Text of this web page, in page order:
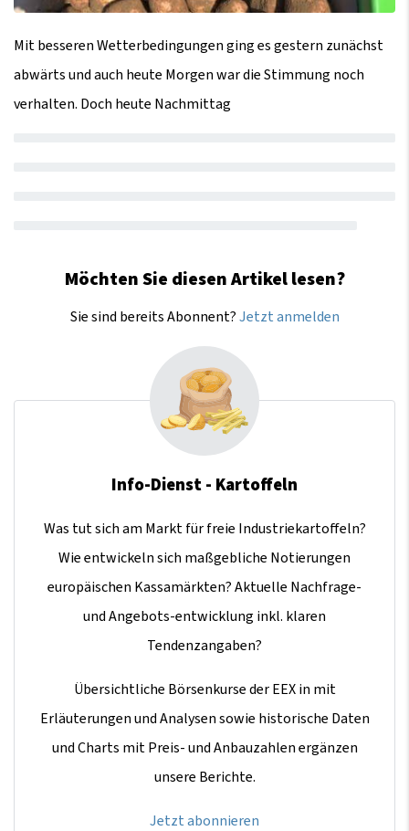
Mit besseren Wetterbedingungen ging es gestern zunächst
abwärts und auch heute Morgen war die Stimmung noch
verhalten. Doch heute Nachmittag
Möchten Sie diesen Artikel lesen?
Sie sind bereits Abonnent?Jetzt anmelden
Info-Dienst - Kartoffeln
Was tut sich am Markt für freie Industriekartoffeln?
Wie entwickeln sich maßgebliche Notierungen
europäischen Kassamärkten? Aktuelle Nachfrage-
und Angebots-entwicklung inkl. klaren
Tendenzangaben?
Übersichtliche Börsenkurse der EEX in mit
Erläuterungen und Analysen sowie historische Daten
und Charts mit Preis- und Anbauzahlen ergänzen
unsere Berichte.
Jetzt abonnieren